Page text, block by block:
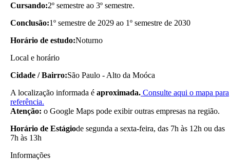
Cursando:2º semestre ao 3º semestre.
Conclusão:1º semestre de 2029 ao 1º semestre de 2030
Horário de estudo:Noturno
Local e horário
Cidade / Bairro:São Paulo - Alto da Moóca
A localização informada é aproximada. Consulte aqui o mapa para
referência.
Atenção: o Google Maps pode exibir outras empresas na região.
Horário de Estágiode segunda a sexta-feira, das 7h às 12h ou das
7h às 13h
Informações